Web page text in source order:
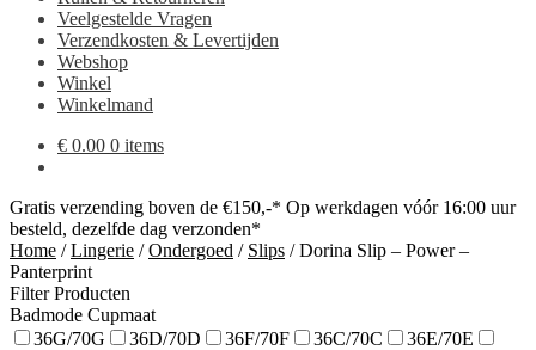
Veelgestelde Vragen
Verzendkosten & Levertijden
Webshop
Winkel
Winkelmand
€ 0.00 0 items
Gratis verzending boven de €150,-* Op werkdagen vóór 16:00 uur
besteld, dezelfde dag verzonden*
Home /Lingerie /Ondergoed / Slips /Dorina Slip – Power –
Panterprint
Filter Producten
Badmode Cupmaat
36G/70G
36D/70D 36F/70F 36C/70C
36E/70E